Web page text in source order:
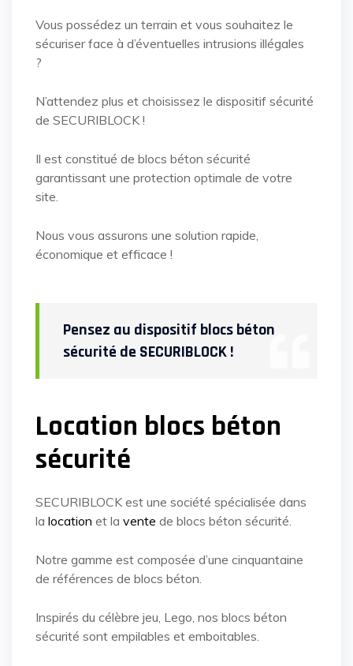
Vous possédez un terrain et vous souhaitez le
sécuriser face à d’éventuelles intrusions illégales
?
N’attendez plus et choisissez le dispositif sécurité
de SECURIBLOCK !
Il est constitué de blocs béton sécurité
garantissant une protection optimale de votre
site.
Nous vous assurons une solution rapide,
économique et efficace !
Pensez au dispositif blocs béton
sécurité de SECURIBLOCK !
Location blocs béton
sécurité
SECURIBLOCK est une société spécialisée dans
la location et la vente de blocs béton sécurité.
Notre gamme est composée d’une cinquantaine
de références de blocs béton.
Inspirés du célèbre jeu, Lego, nos blocs béton
sécurité sont empilables et emboitables.